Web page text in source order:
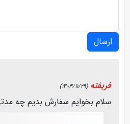
ارسال
فریفته (1403/11/29)
سلام بخوایم سفارش بدیم چه